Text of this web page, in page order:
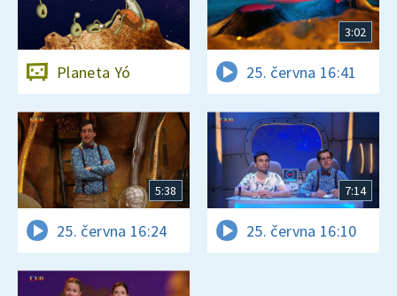
Planeta Yó
3:02
25. června 16:41
5:38
25. června 16:24
7:14
25. června 16:10